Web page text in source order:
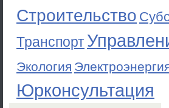
Строительство
Транспорт
Экология
Юрконсультация